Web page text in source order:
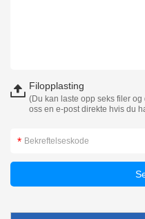
Filopplasting
(Du kan laste opp seks filer
oss en e-post direkte hvis du